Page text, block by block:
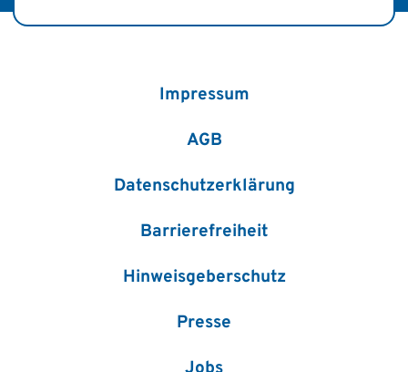
Impressum
AGB
Datenschutzerklärung
Barrierefreiheit
Hinweisgeberschutz
Presse